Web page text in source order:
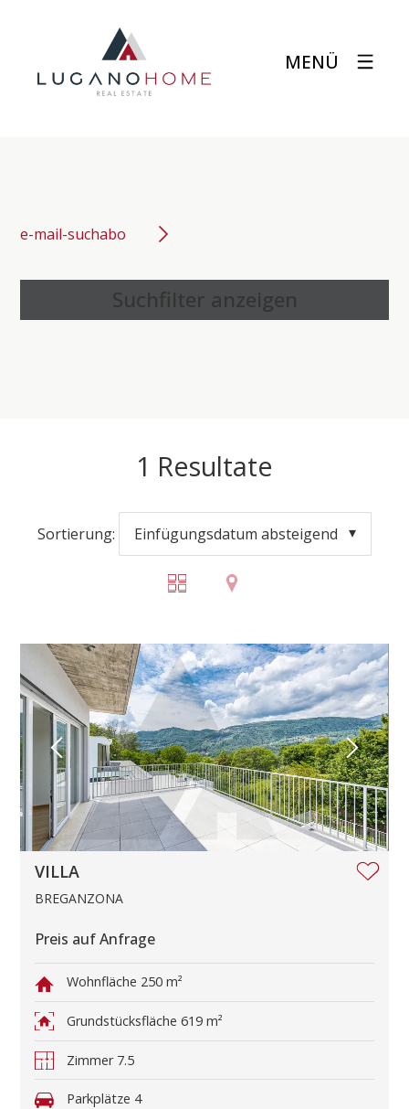
MENÜ
e-mail-suchabo
Suchfilter anzeigen
1 Resultate
Sortierung: Einfügungsdatum absteigend
VILLA
BREGANZONA
Preis auf Anfrage
Wohnfläche 250 m²
Grundstücksfläche 619 m²
Zimmer 7.5
Parkplätze 4